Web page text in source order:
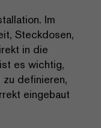
Im
Steckdosen,
in die
es wichtig,
definieren,
eingebaut